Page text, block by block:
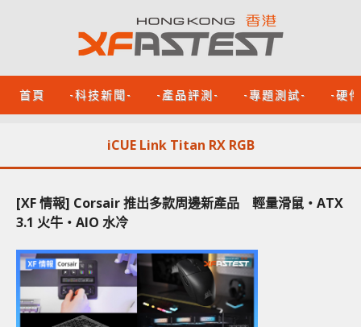
首頁 -科技新聞- -產品評測- -專題測試- -硬
iCUE Link Titan RX RGB
[XF 情報] Corsair 推出多款周邊新產品 輕量滑鼠‧ATX
3.1 火牛‧AIO 水冷